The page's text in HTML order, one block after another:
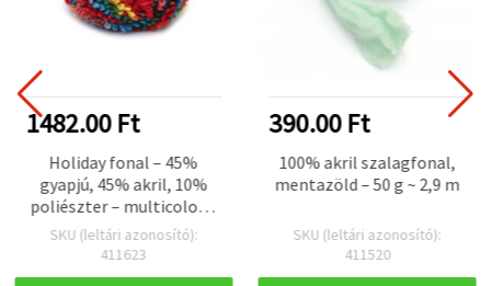
1482.00 Ft
Holiday fonal – 45%
gyapjú, 45% akril, 10%
poliészter – multicolor –
100 g-os gombolyag, 55
m – puha kötő- és
SKU (leltári azonosító):
411623
390.00 Ft
100% akril szalagfonal,
mentazöld – 50 g ~ 2,9 m
SKU (leltári azonosító):
411520